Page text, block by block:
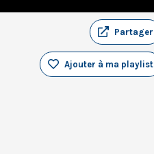
Partager
Ajouter à ma playlist